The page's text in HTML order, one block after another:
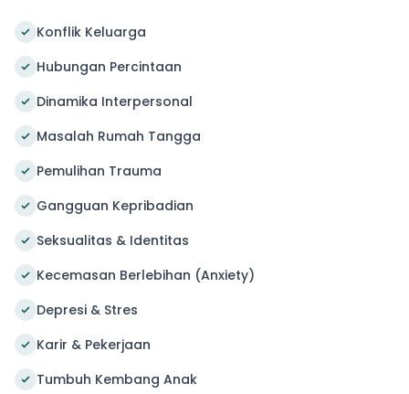
Konflik Keluarga
Hubungan Percintaan
Dinamika Interpersonal
Masalah Rumah Tangga
Pemulihan Trauma
Gangguan Kepribadian
Seksualitas & Identitas
Kecemasan Berlebihan (Anxiety)
Depresi & Stres
Karir & Pekerjaan
Tumbuh Kembang Anak